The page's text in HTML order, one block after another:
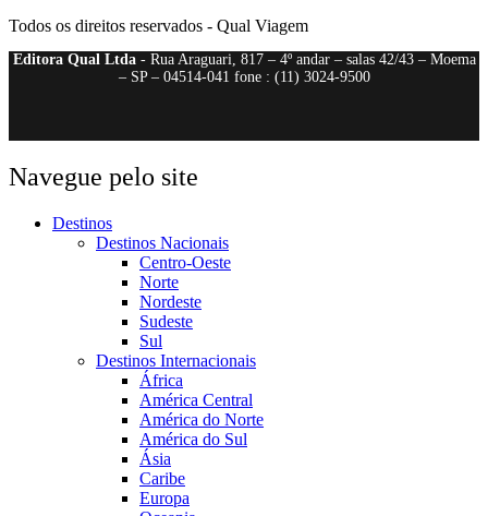
Todos os direitos reservados - Qual Viagem
Editora Qual Ltda- Rua Araguari, 817 – 4º andar – salas 42/43 – Moema
– SP – 04514-041 fone : (11) 3024-9500
Navegue pelo site
Destinos
Destinos Nacionais
Centro-Oeste
Norte
Nordeste
Sudeste
Sul
Destinos Internacionais
África
América Central
América do Norte
América do Sul
Ásia
Caribe
Europa